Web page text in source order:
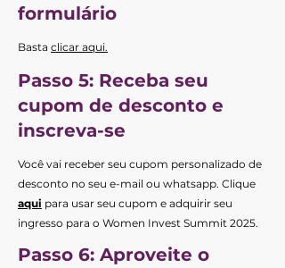
formulário
Basta clicar aqui.
Passo 5: Receba seu
cupom de desconto e
inscreva-se
Você vai receber seu cupom personalizado de
desconto no seu e-mail ou whatsapp. Clique
aqui para usar seu cupom e adquirir seu
ingresso para o Women Invest Summit 2025.
Passo 6: Aproveite o